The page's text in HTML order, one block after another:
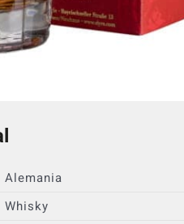
Alemania
Whisky